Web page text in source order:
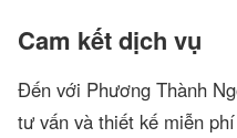
Cam kết dịch vụ
Đến với Phương Thành
tư vấn và thiết kế miễn